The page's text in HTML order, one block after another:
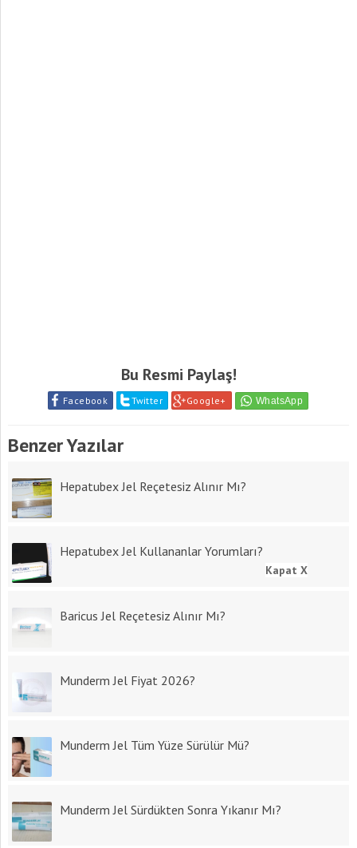
Bu Resmi Paylaş!
Facebook Twitter Google+
Benzer Yazılar
Hepatubex Jel Reçetesiz Alınır Mı?
Hepatubex Jel Kullananlar Yorumları?
Baricus Jel Reçetesiz Alınır Mı?
Munderm Jel Fiyat 2026?
Munderm Jel Tüm Yüze Sürülür Mü?
Munderm Jel Sürdükten Sonra Yıkanır Mı?
Kapat X